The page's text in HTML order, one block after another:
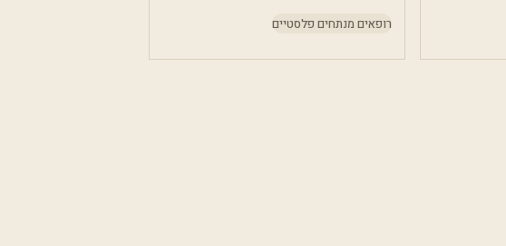
רופאים מנתחים פלסטיים